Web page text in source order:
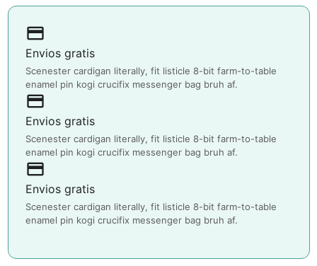
payment
Envios gratis
Scenester cardigan literally, fit listicle 8-bit farm-to-table
enamel pin kogi crucifix messenger bag bruh af.
payment
Envios gratis
Scenester cardigan literally, fit listicle 8-bit farm-to-table
enamel pin kogi crucifix messenger bag bruh af.
payment
Envios gratis
Scenester cardigan literally, fit listicle 8-bit farm-to-table
enamel pin kogi crucifix messenger bag bruh af.